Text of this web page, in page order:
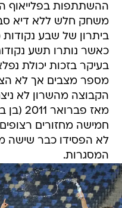
ההשתתפות בפלייאוף
משחק חלש ללא דיא
ביתרון של שבע נקודות
כאשר נותרו תשע
בעיקר בזכות יכולת
מספר מצבים אך לא
הקבוצה מהשרון לא
מאז
חמישה מחזורים
לא הפסידו כבר שישה
המסגרות.